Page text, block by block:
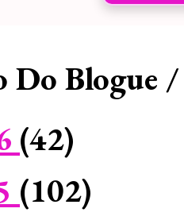
Blogue
(42)
(102)